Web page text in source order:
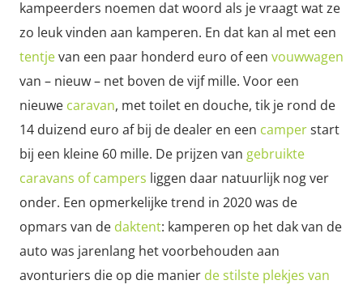
kampeerders noemen dat woord als je vraagt wat ze
zo leuk vinden aan kamperen. En dat kan al met een
tentjevan een paar honderd euro of een vouwwagen
van – nieuw – net boven de vijf mille. Voor een
nieuwe caravan, met toilet en douche, tik je rond de
14 duizend euro af bij de dealer en een camperstart
bij een kleine 60 mille. De prijzen van gebruikte
caravans of campers liggen daar natuurlijk nog ver
onder. Een opmerkelijke trend in 2020 was de
opmars van de daktent: kamperen op het dak van de
auto was jarenlang het voorbehouden aan
avonturiers die op die manier de stilste plekjes van